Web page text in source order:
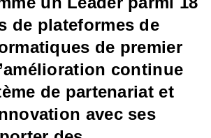
de plateformes de
de premier
continue
de partenariat et
avec ses